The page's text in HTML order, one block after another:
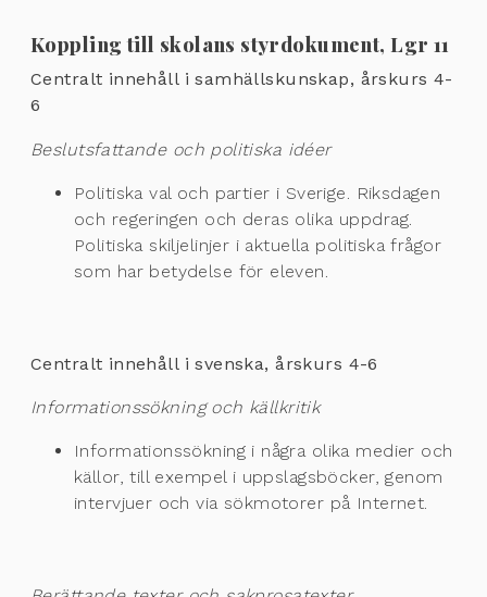
Koppling till skolans styrdokument, Lgr 11
Centralt innehåll i samhällskunskap, årskurs 4-
6
Beslutsfattande och politiska idéer
Politiska val och partier i Sverige. Riksdagen
och regeringen och deras olika uppdrag.
Politiska skiljelinjer i aktuella politiska frågor
som har betydelse för eleven.
Centralt innehåll i svenska, årskurs 4-6
Informationssökning och källkritik
Informationssökning i några olika medier och
källor, till exempel i uppslagsböcker, genom
intervjuer och via sökmotorer på Internet.